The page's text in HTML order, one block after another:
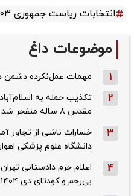
انتخابات ریاست جمهوری 1403
موضوعات داغ
1 مهمات عمل‌نکرده دشمن
2
تکذیب حمله به
مقدس ۸ ساله منفجر شد
3
خسارات ناشی از تجاوز
دانشگاه علوم پزشکی
4
اعلام جرم دادستانی
بی‌رحم و کودتای دی‌ ۱۴۰۴ و جنگ رمضان